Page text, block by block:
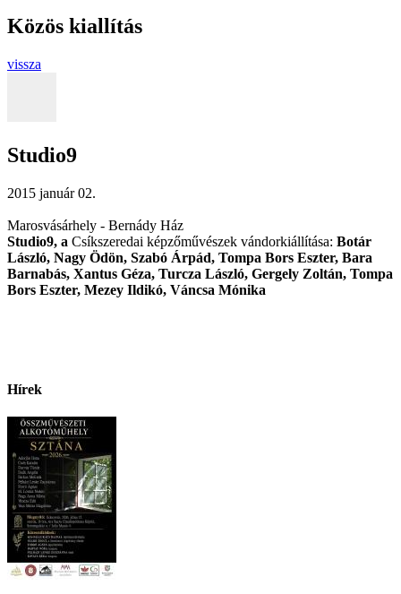
Közös kiallítás
vissza
Studio9
2015 január 02.
Marosvásárhely - Bernády Ház
Studio9, a Csíkszeredai képzőművészek vándorkiállítása: Botár
László, Nagy Ödön, Szabó Árpád, Tompa Bors Eszter, Bara
Barnabás, Xantus Géza, Turcza László, Gergely Zoltán, Tompa
Bors Eszter, Mezey Ildikó, Váncsa Mónika
Hírek